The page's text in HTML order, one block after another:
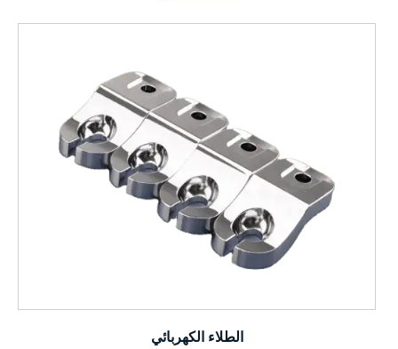
الطلاء الكهربائي